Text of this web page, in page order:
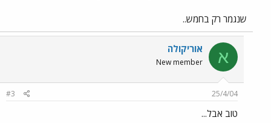
שנגמר רק בחמש..
א אוריקולה
New member
25/4/04
#3
טוב אבל...